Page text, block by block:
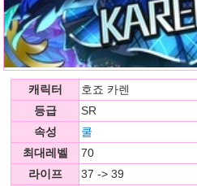
캐릭터
호죠 카렌
등급
SR
속성
쿨
최대레벨
70
라이프
37 -> 39